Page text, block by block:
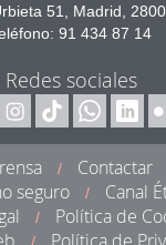
51, Madrid,
91 434 87 14
Redes sociales
/
Contactar
seguro
/
Canal
/
Política de